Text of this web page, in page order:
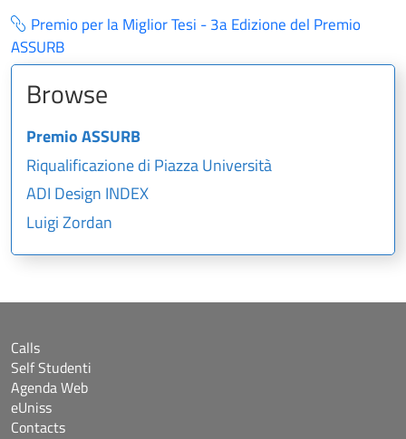
Premio per la Miglior Tesi - 3a Edizione del Premio
ASSURB
Browse
Premio ASSURB
Riqualificazione di Piazza Università
ADI Design INDEX
Luigi Zordan
Calls
Self Studenti
Agenda Web
eUniss
Contacts